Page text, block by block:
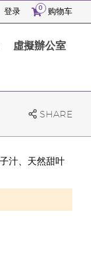
登录 0 购物车
虛擬辦公室
SHARE
汁、天然甜叶